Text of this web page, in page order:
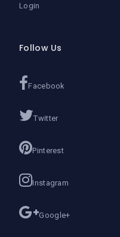
Login
Follow Us
Facebook
Twitter
Pinterest
Instagram
Google+